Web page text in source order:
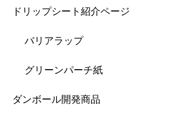
ドリップシート紹介ページ
バリアラップ
グリーンパーチ紙
ダンボール開発商品